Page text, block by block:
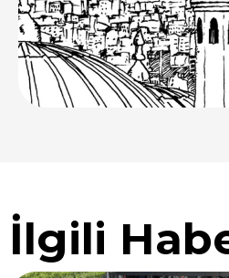
İlgili